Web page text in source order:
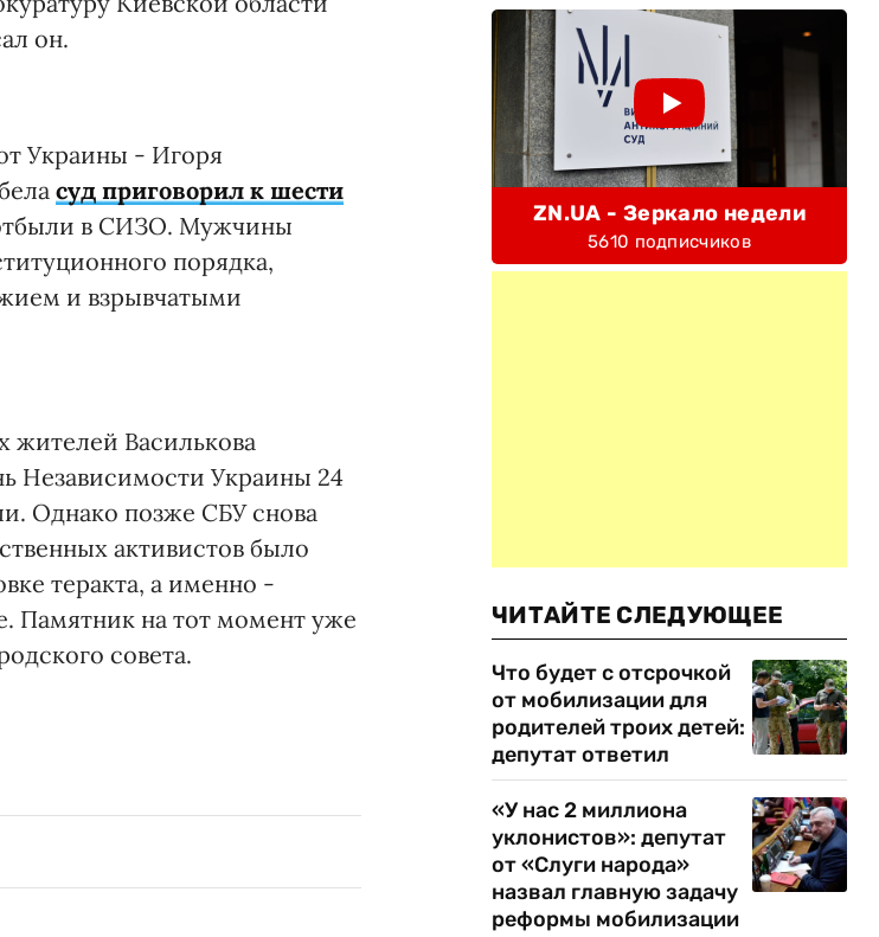
он.
Украины - Игоря
суд приговорил к шести
в СИЗО. Мужчины
порядка,
и взрывчатыми
жителей Василькова
Независимости Украины 24
Однако позже СБУ снова
активистов было
теракта, а именно -
Памятник на тот момент уже
совета.
ZN.UA - Зеркало недели
5610 подписчиков
ЧИТАЙТЕ СЛЕДУЮЩЕЕ
Что будет с отсрочкой
от мобилизации для
родителей троих детей:
депутат ответил
«У нас 2 миллиона
уклонистов»: депутат
от «Слуги народа»
назвал главную задачу
реформы мобилизации